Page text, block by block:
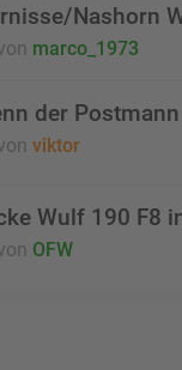
Nashorn
marco_1973
der
viktor
Wulf 190 F8
OFW